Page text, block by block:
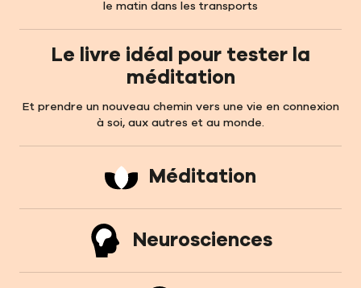
le matin dans les transports
Le livre idéal pour tester la
méditation
Et prendre un nouveau chemin vers une vie en connexion
à soi, aux autres et au monde.
Méditation
Neurosciences